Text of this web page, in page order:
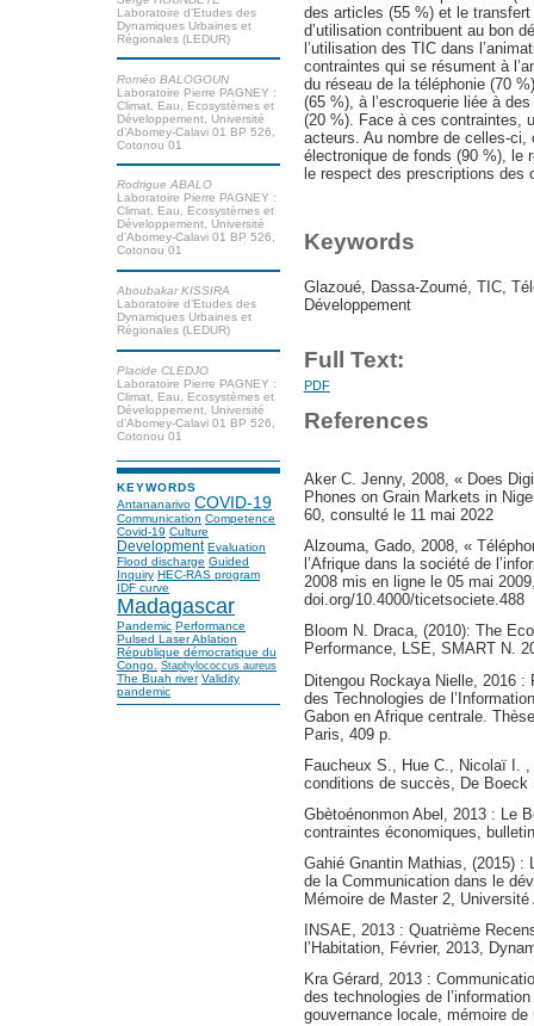
Laboratoire d’Etudes des
Dynamiques Urbaines et
Régionales (LEDUR)
Roméo BALOGOUN
Laboratoire Pierre PAGNEY :
Climat, Eau, Ecosystèmes et
Développement, Université
d’Abomey-Calavi 01 BP 526,
Cotonou 01
Rodrigue ABALO
Laboratoire Pierre PAGNEY :
Climat, Eau, Ecosystèmes et
Développement, Université
d’Abomey-Calavi 01 BP 526,
Cotonou 01
Aboubakar KISSIRA
Laboratoire d’Etudes des
Dynamiques Urbaines et
Régionales (LEDUR)
Placide CLEDJO
Laboratoire Pierre PAGNEY :
Climat, Eau, Ecosystèmes et
Développement, Université
d’Abomey-Calavi 01 BP 526,
Cotonou 01
KEYWORDS
Antananarivo COVID-19
Communication Competence
Covid-19 Culture
Development Evaluation
Flood discharge Guided
Inquiry HEC-RAS program
IDF curve
Madagascar
Pandemic Performance
Pulsed Laser Ablation
République démocratique du
Congo. Staphylococcus aureus
The Buah river Validity
pandemic
des articles (55 %) et le
d’utilisation contribuent au bon
l’utilisation des TIC dans
contraintes qui se résument à
du réseau de la téléphonie (70
(65 %), à l’escroquerie liée à
(20 %). Face à ces contraintes,
acteurs. Au nombre de celles-
électronique de fonds (90 %), le
le respect des prescriptions des
Keywords
Glazoué, Dassa-Zoumé, TIC,
Développement
Full Text:
PDF
References
Aker C. Jenny, 2008, « Does
Phones on Grain Markets in
60, consulté le 11 mai 2022
Alzouma, Gado, 2008, «
l’Afrique dans la société de
2008 mis en ligne le 05 mai
doi.org/10.4000/ticetsociete.488
Bloom N. Draca, (2010): The
Performance, LSE, SMART N.
Ditengou Rockaya Nielle, 2016 :
des Technologies de
Gabon en Afrique centrale.
Paris, 409 p.
Faucheux S., Hue C., Nicolaï I.
conditions de succès, De Boeck
Gbètoénonmon Abel, 2013 : Le
contraintes économiques,
Gahié Gnantin Mathias, (2015) :
de la Communication dans le
Mémoire de Master 2,
INSAE, 2013 : Quatrième
l’Habitation, Février, 2013,
Kra Gérard, 2013 :
des technologies de
gouvernance locale, mémoire